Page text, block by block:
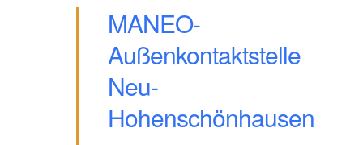
MANEO-
Außenkontaktstelle
Neu-
Hohenschönhausen